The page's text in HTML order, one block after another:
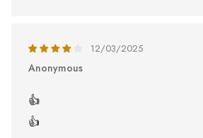
12/03/2025
Anonymous
👍
👍